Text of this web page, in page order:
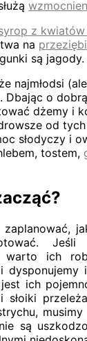
z
na
są jagody.
najmłodsi
Dbając o
dżemy i
od
słodyczy i
tostem,
warto ich
ich
słoiki
musimy
są